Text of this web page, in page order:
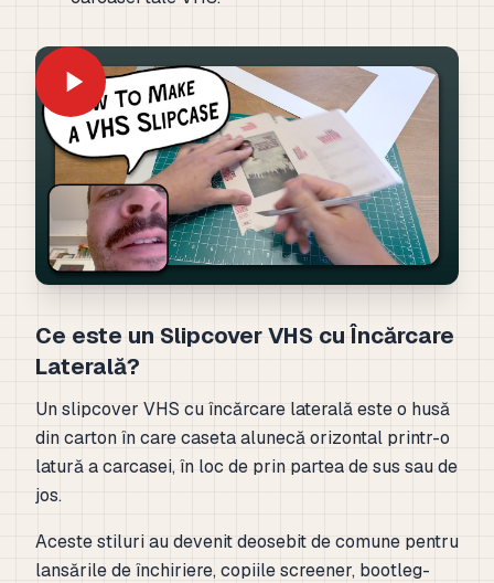
Ce este un Slipcover VHS cu Încărcare
Laterală?
Un slipcover VHS cu încărcare laterală este o husă
din carton în care caseta alunecă orizontal printr-o
latură a carcasei, în loc de prin partea de sus sau de
jos.
Aceste stiluri au devenit deosebit de comune pentru
lansările de închiriere, copiile screener, bootleg-